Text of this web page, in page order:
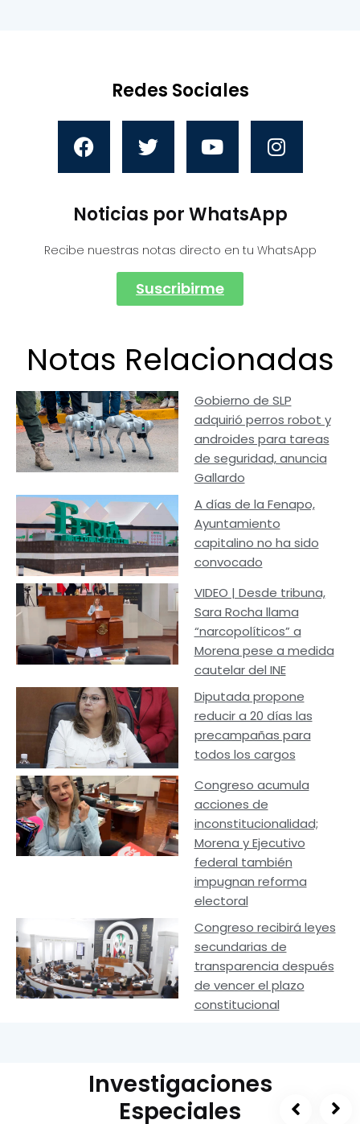
Redes Sociales
Noticias por WhatsApp
Recibe nuestras notas directo en tu WhatsApp
Suscribirme
Notas Relacionadas
Gobierno de SLP
adquirió perros robot y
androides para tareas
de seguridad, anuncia
Gallardo
A días de la Fenapo,
Ayuntamiento
capitalino no ha sido
convocado
VIDEO | Desde tribuna,
Sara Rocha llama
“narcopolíticos” a
Morena pese a medida
cautelar del INE
Diputada propone
reducir a 20 días las
precampañas para
todos los cargos
Congreso acumula
acciones de
inconstitucionalidad;
Morena y Ejecutivo
federal también
impugnan reforma
electoral
Congreso recibirá leyes
secundarias de
transparencia después
de vencer el plazo
constitucional
Investigaciones
Especiales